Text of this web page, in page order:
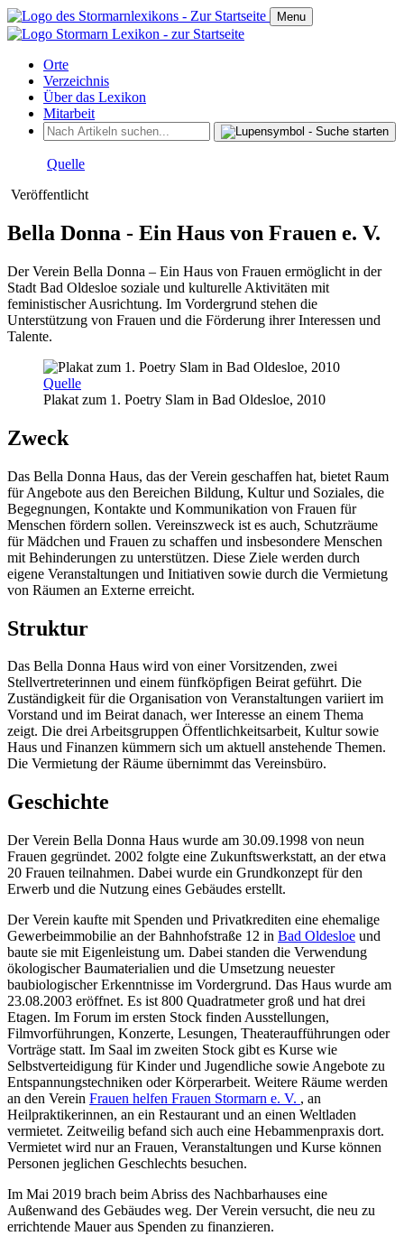
Menu
Orte
Verzeichnis
Über das Lexikon
Mitarbeit
Quelle
Veröffentlicht
Bella Donna - Ein Haus von Frauen e. V.
Der Verein Bella Donna – Ein Haus von Frauen ermöglicht in der
Stadt Bad Oldesloe soziale und kulturelle Aktivitäten mit
feministischer Ausrichtung. Im Vordergrund stehen die
Unterstützung von Frauen und die Förderung ihrer Interessen und
Talente.
Quelle
Plakat zum 1. Poetry Slam in Bad Oldesloe, 2010
Zweck
Das Bella Donna Haus, das der Verein geschaffen hat, bietet Raum
für Angebote aus den Bereichen Bildung, Kultur und Soziales, die
Begegnungen, Kontakte und Kommunikation von Frauen für
Menschen fördern sollen. Vereinszweck ist es auch, Schutzräume
für Mädchen und Frauen zu schaffen und insbesondere Menschen
mit Behinderungen zu unterstützen. Diese Ziele werden durch
eigene Veranstaltungen und Initiativen sowie durch die Vermietung
von Räumen an Externe erreicht.
Struktur
Das Bella Donna Haus wird von einer Vorsitzenden, zwei
Stellvertreterinnen und einem fünfköpfigen Beirat geführt. Die
Zuständigkeit für die Organisation von Veranstaltungen variiert im
Vorstand und im Beirat danach, wer Interesse an einem Thema
zeigt. Die drei Arbeitsgruppen Öffentlichkeitsarbeit, Kultur sowie
Haus und Finanzen kümmern sich um aktuell anstehende Themen.
Die Vermietung der Räume übernimmt das Vereinsbüro.
Geschichte
Der Verein Bella Donna Haus wurde am 30.09.1998 von neun
Frauen gegründet. 2002 folgte eine Zukunftswerkstatt, an der etwa
20 Frauen teilnahmen. Dabei wurde ein Grundkonzept für den
Erwerb und die Nutzung eines Gebäudes erstellt.
Der Verein kaufte mit Spenden und Privatkrediten eine ehemalige
Gewerbeimmobilie an der Bahnhofstraße 12 in Bad Oldesloe und
baute sie mit Eigenleistung um. Dabei standen die Verwendung
ökologischer Baumaterialien und die Umsetzung neuester
baubiologischer Erkenntnisse im Vordergrund. Das Haus wurde am
23.08.2003 eröffnet. Es ist 800 Quadratmeter groß und hat drei
Etagen. Im Forum im ersten Stock finden Ausstellungen,
Filmvorführungen, Konzerte, Lesungen, Theateraufführungen oder
Vorträge statt. Im Saal im zweiten Stock gibt es Kurse wie
Selbstverteidigung für Kinder und Jugendliche sowie Angebote zu
Entspannungstechniken oder Körperarbeit. Weitere Räume werden
an den Verein Frauen helfen Frauen Stormarn e. V. , an
Heilpraktikerinnen, an ein Restaurant und an einen Weltladen
vermietet. Zeitweilig befand sich auch eine Hebammenpraxis dort.
Vermietet wird nur an Frauen, Veranstaltungen und Kurse können
Personen jeglichen Geschlechts besuchen.
Im Mai 2019 brach beim Abriss des Nachbarhauses eine
Außenwand des Gebäudes weg. Der Verein versucht, die neu zu
errichtende Mauer aus Spenden zu finanzieren.